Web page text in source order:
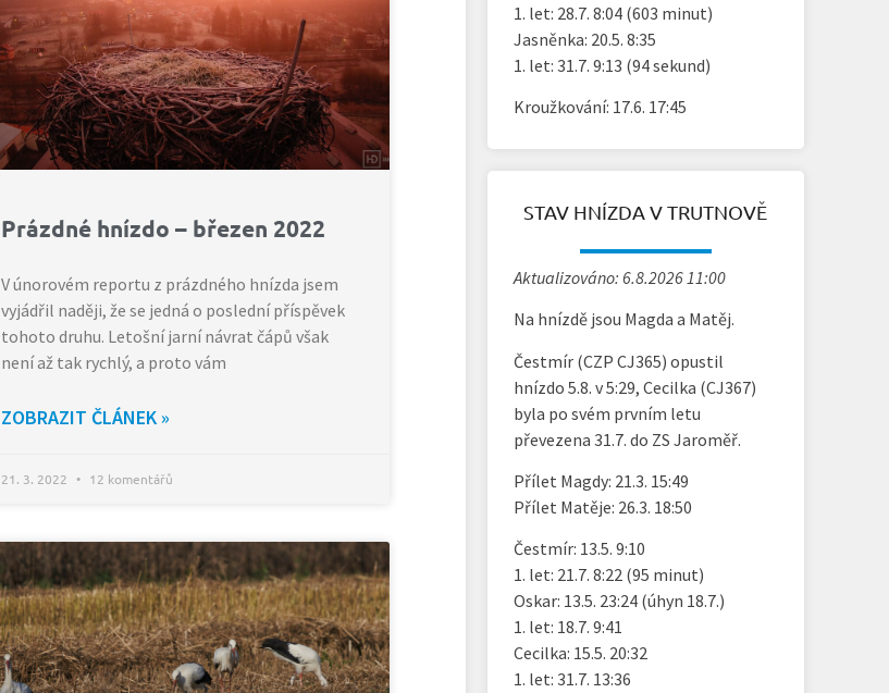
Prázdné hnízdo – březen 2022
V únorovém reportu z prázdného hnízda jsem
vyjádřil naději, že se jedná o poslední příspěvek
tohoto druhu. Letošní jarní návrat čápů však
není až tak rychlý, a proto vám
ZOBRAZIT ČLÁNEK »
21. 3. 2022 12 komentářů
1. let: 28.7. 8:04 (603 minut)
Jasněnka: 20.5. 8:35
1. let: 31.7. 9:13 (94 sekund)
Kroužkování: 17.6. 17:45
STAV HNÍZDA V TRUTNOVĚ
Aktualizováno: 6.8.2026 11:00
Na hnízdě jsou Magda a Matěj.
Čestmír (CZP CJ365) opustil
hnízdo 5.8. v 5:29, Cecilka (CJ367)
byla po svém prvním letu
převezena 31.7. do ZS Jaroměř.
Přílet Magdy: 21.3. 15:49
Přílet Matěje: 26.3. 18:50
Čestmír: 13.5. 9:10
1. let: 21.7. 8:22 (95 minut)
Oskar: 13.5. 23:24 (úhyn 18.7.)
1. let: 18.7. 9:41
Cecilka: 15.5. 20:32
1. let: 31.7. 13:36